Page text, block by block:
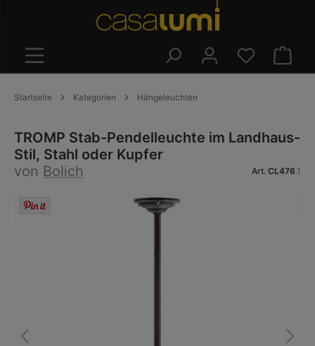
Startseite Kategorien Hängeleuchten
TROMP Stab-Pendelleuchte im Landhaus-
Stil, Stahl oder Kupfer
von Bolich Art. CL476.1
Bildergalerie überspringen